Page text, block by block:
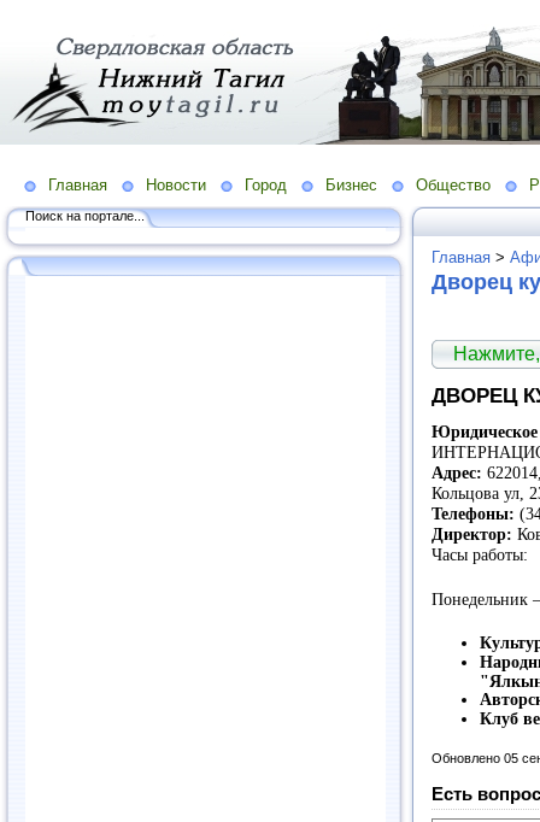
Главная Новости Город Бизнес Общество
Поиск на портале...
Главная >
Дворец
ДВОРЕЦ
Юридическое
Адрес:
Кольцова ул,
Телефоны:
Директор:
Часы работы:
Понедельник
Клуб
Обновлено 05
Есть